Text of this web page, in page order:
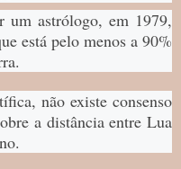
astrólogo, em 1979,
está pelo menos a 90%
não existe consenso
a distância entre Lua